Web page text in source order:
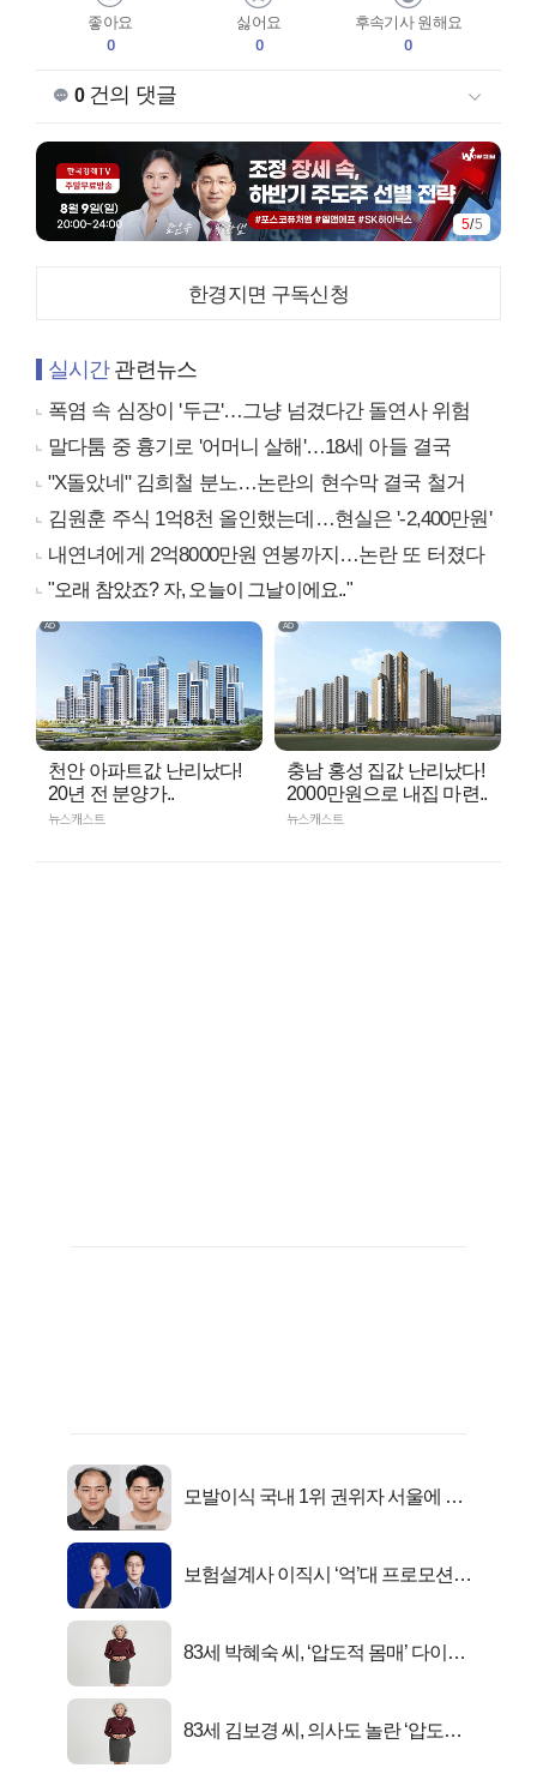
좋아요
0
싫어요
0
후속기사 원해요
0
0건의 댓글
5/5
한경지면 구독신청
실시간관련뉴스
폭염 속 심장이 '두근'…그냥 넘겼다간 돌연사 위험
말다툼 중 흉기로 '어머니 살해'…18세 아들 결국
"X돌았네" 김희철 분노…논란의 현수막 결국 철거
김원훈 주식 1억8천 올인했는데…현실은 '-2,400만원'
내연녀에게 2억8000만원 연봉까지…논란 또 터졌다
"오래 참았죠? 자, 오늘이 그날이에요.."
천안 아파트값 난리났다!
20년 전 분양가..
뉴스캐스트
충남 홍성 집값 난리났다!
2000만원으로 내집 마련..
뉴스캐스트
모발이식 국내 1위 권위자 서울에 있
보험설계사 이직시 ‘억’대 프로모션!
83세 박혜숙 씨, ‘압도적 몸매’ 다이어
83세 김보경 씨, 의사도 놀란 ‘압도적